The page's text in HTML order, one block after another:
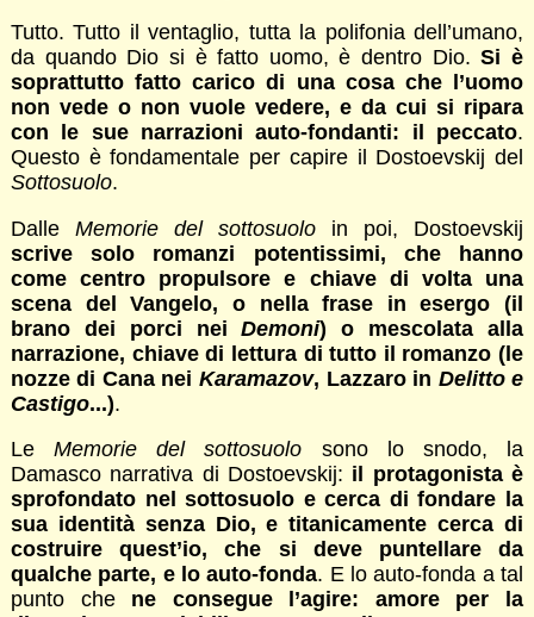
Tutto. Tutto il ventaglio, tutta la polifonia dell’umano,
da quando Dio si è fatto uomo, è dentro Dio.Si è
soprattutto fatto carico di una cosa che l’uomo
non vede o non vuole vedere, e da cui si ripara
con le sue narrazioni auto-fondanti: il peccato.
Questo è fondamentale per capire il Dostoevskij del
Sottosuolo.
Dalle Memorie del sottosuolo in poi, Dostoevskij
scrive solo romanzi potentissimi, che hanno
come centro propulsore e chiave di volta una
scena del Vangelo, o nella frase in esergo (il
brano dei porci neiDemoni) o mescolata alla
narrazione, chiave di lettura di tutto il romanzo (le
nozze di Cana nei Karamazov, Lazzaro in Delitto e
Castigo...).
LeMemorie del sottosuolo sono lo snodo, la
Damasco narrativa di Dostoevskij: il protagonista è
sprofondato nel sottosuolo e cerca di fondare la
sua identità senza Dio, e titanicamente cerca di
costruire quest’io, che si deve puntellare da
qualche parte, e lo auto-fonda. E lo auto-fonda a tal
punto che ne consegue l’agire: amore per la